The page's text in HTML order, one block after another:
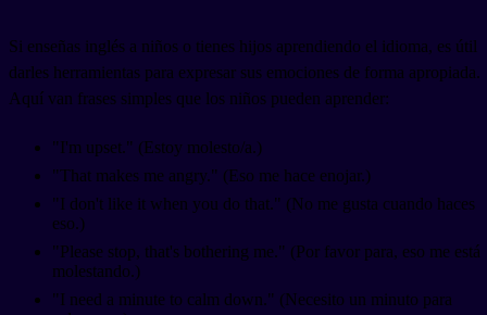
Si enseñas inglés a niños o tienes hijos aprendiendo el idioma, es útil
darles herramientas para expresar sus emociones de forma apropiada.
Aquí van frases simples que los niños pueden aprender:
"I'm upset." (Estoy molesto/a.)
"That makes me angry." (Eso me hace enojar.)
"I don't like it when you do that." (No me gusta cuando haces
eso.)
"Please stop, that's bothering me." (Por favor para, eso me está
molestando.)
"I need a minute to calm down." (Necesito un minuto para